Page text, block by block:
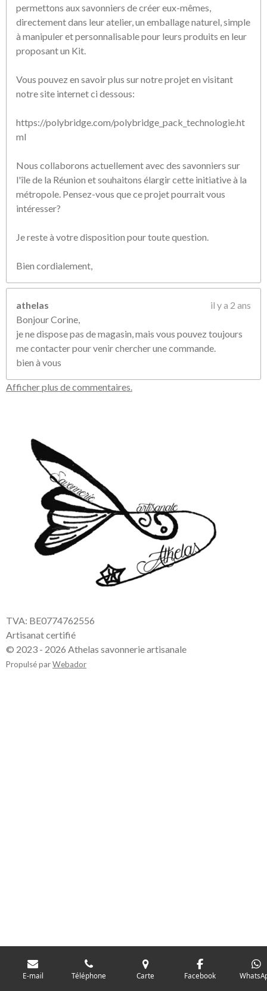
permettons aux savonniers de créer eux-mêmes,
directement dans leur atelier, un emballage naturel, simple
à manipuler et personnalisable pour leurs produits en leur
proposant un Kit.
Vous pouvez en savoir plus sur notre projet en visitant
notre site internet ci dessous:
https://polybridge.com/polybridge_pack_technologie.ht
ml
Nous collaborons actuellement avec des savonniers sur
l'île de la Réunion et souhaitons élargir cette initiative à la
métropole. Pensez-vous que ce projet pourrait vous
intéresser?
Je reste à votre disposition pour toute question.
Bien cordialement,
athelas
il y a 2 ans
Bonjour Corine,
je ne dispose pas de magasin, mais vous pouvez toujours
me contacter pour venir chercher une commande.
bien à vous
Afficher plus de commentaires.
TVA: BE0774762556
Artisanat certifié
© 2023 - 2026 Athelas savonnerie artisanale
Propulsé parWebador
E-mail Téléphone Carte Facebook